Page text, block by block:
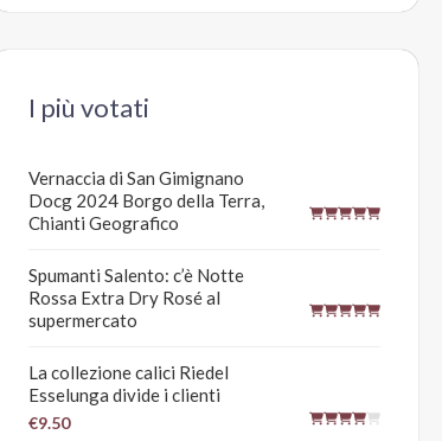
I più votati
Vernaccia di San Gimignano
Docg 2024 Borgo della Terra,
Chianti Geografico
Spumanti Salento: c’è Notte
Rossa Extra Dry Rosé al
supermercato
La collezione calici Riedel
Esselunga divide i clienti
€9.50